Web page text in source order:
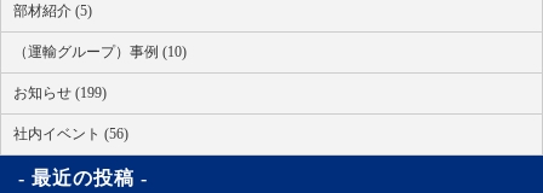
部材紹介 (5)
（運輸グループ）事例 (10)
お知らせ (199)
社内イベント (56)
最近の投稿